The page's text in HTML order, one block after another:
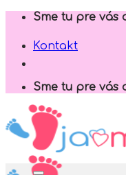
Skip
content
Sme tu pre vás
Kontakt
Sme tu pre vás